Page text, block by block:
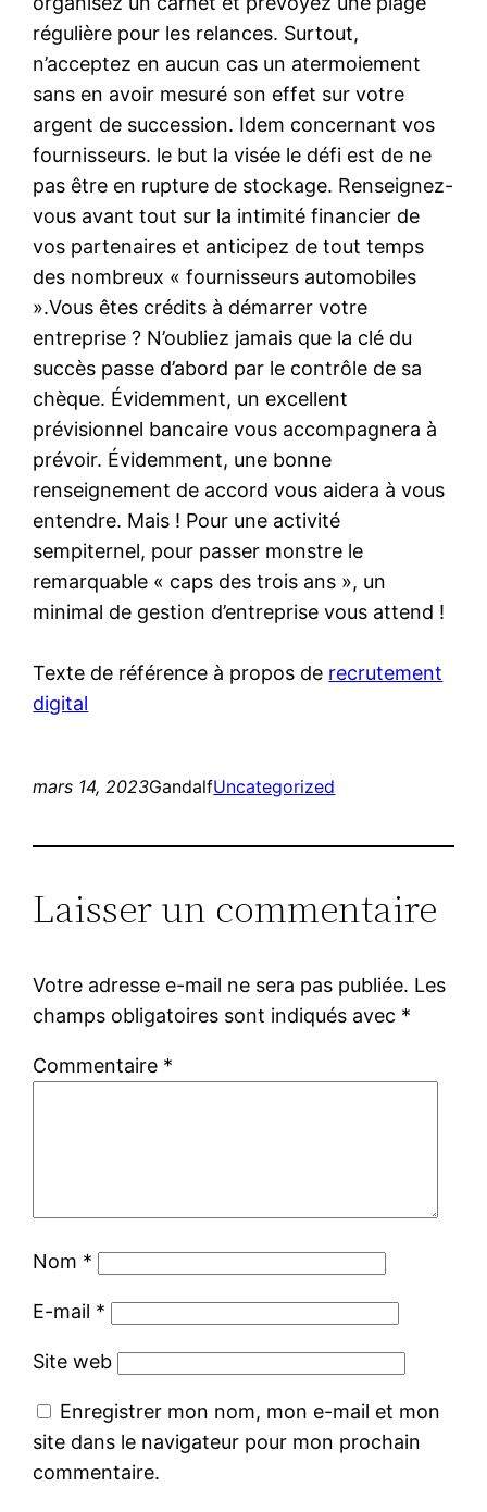
régulière pour les relances. Surtout,
n’acceptez en aucun cas un atermoiement
sans en avoir mesuré son effet sur votre
argent de succession. Idem concernant vos
fournisseurs. le but la visée le défi est de ne
pas être en rupture de stockage. Renseignez-
vous avant tout sur la intimité financier de
vos partenaires et anticipez de tout temps
des nombreux « fournisseurs automobiles
».Vous êtes crédits à démarrer votre
entreprise ? N’oubliez jamais que la clé du
succès passe d’abord par le contrôle de sa
chèque. Évidemment, un excellent
prévisionnel bancaire vous accompagnera à
prévoir. Évidemment, une bonne
renseignement de accord vous aidera à vous
entendre. Mais ! Pour une activité
sempiternel, pour passer monstre le
remarquable « caps des trois ans », un
minimal de gestion d’entreprise vous attend !
Texte de référence à propos de recrutement
digital
mars 14, 2023GandalfUncategorized
Laisser un commentaire
Votre adresse e-mail ne sera pas publiée. Les
champs obligatoires sont indiqués avec *
Commentaire *
Nom *
E-mail *
Site web
Enregistrer mon nom, mon e-mail et mon
site dans le navigateur pour mon prochain
commentaire.